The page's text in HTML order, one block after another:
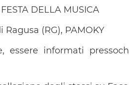
DELLA MUSICA
Ragusa (RG), PAMOKY
essere informati